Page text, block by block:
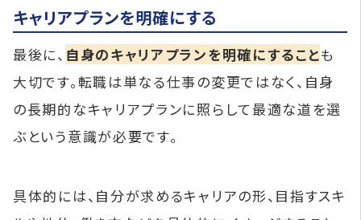
キャリアプランを明確にする
最後に、 自身のキャリアプランを明確にすることも
大切です。転職は単なる仕事の変更ではなく、自身
の長期的なキャリアプランに照らして最適な道を選
ぶという意識が必要です。
具体的には、自分が求めるキャリアの形、目指すスキ